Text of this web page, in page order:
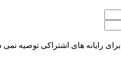
برای رایانه های اشتراکی توصیه